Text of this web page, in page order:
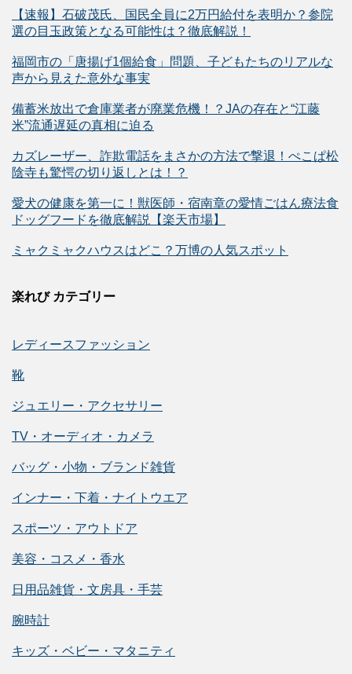
【速報】石破茂氏、国民全員に2万円給付を表明か？参院
選の目玉政策となる可能性は？徹底解説！
福岡市の「唐揚げ1個給食」問題、子どもたちのリアルな
声から見えた意外な事実
備蓄米放出で倉庫業者が廃業危機！？JAの存在と“江藤
米”流通遅延の真相に迫る
カズレーザー、詐欺電話をまさかの方法で撃退！ぺこぱ松
陰寺も驚愕の切り返しとは！？
愛犬の健康を第一に！獣医師・宿南章の愛情ごはん療法食
ドッグフードを徹底解説【楽天市場】
ミャクミャクハウスはどこ？万博の人気スポット
楽れび カテゴリー
レディースファッション
靴
ジュエリー・アクセサリー
TV・オーディオ・カメラ
バッグ・小物・ブランド雑貨
インナー・下着・ナイトウエア
スポーツ・アウトドア
美容・コスメ・香水
日用品雑貨・文房具・手芸
腕時計
キッズ・ベビー・マタニティ